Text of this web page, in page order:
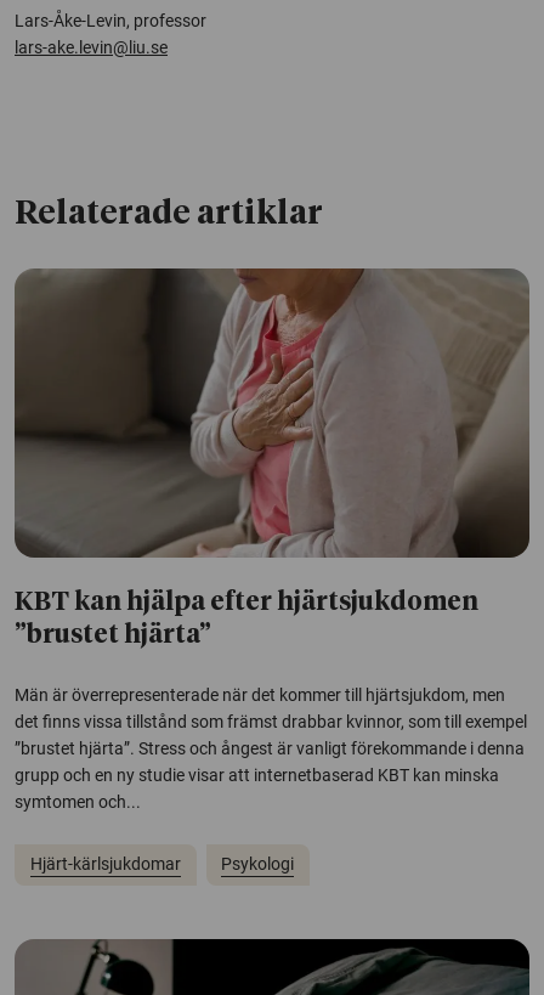
Lars-Åke-Levin, professor
lars-ake.levin@liu.se
Relaterade artiklar
KBT kan hjälpa efter hjärtsjukdomen
”brustet hjärta”
Män är överrepresenterade när det kommer till hjärtsjukdom, men
det finns vissa tillstånd som främst drabbar kvinnor, som till exempel
”brustet hjärta”. Stress och ångest är vanligt förekommande i denna
grupp och en ny studie visar att internetbaserad KBT kan minska
symtomen och...
Hjärt-kärlsjukdomar Psykologi